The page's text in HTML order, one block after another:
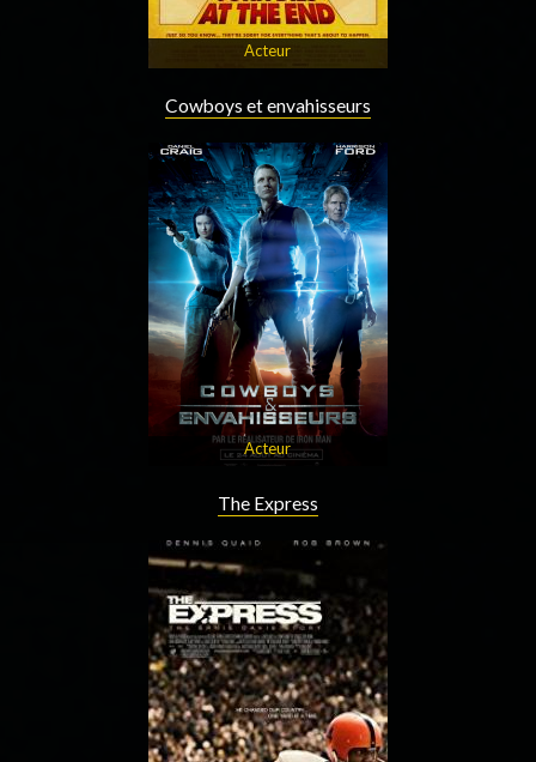
Acteur
Cowboys et envahisseurs
Acteur
The Express